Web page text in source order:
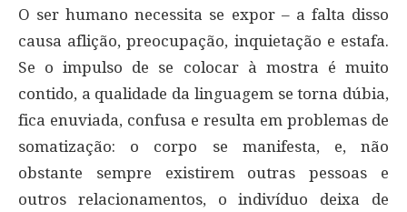
O ser humano necessita se expor – a falta disso
causa aflição, preocupação, inquietação e estafa.
Se o impulso de se colocar à mostra é muito
contido, a qualidade da linguagem se torna dúbia,
fica enuviada, confusa e resulta em problemas de
somatização: o corpo se manifesta, e, não
obstante sempre existirem outras pessoas e
outros relacionamentos, o indivíduo deixa de